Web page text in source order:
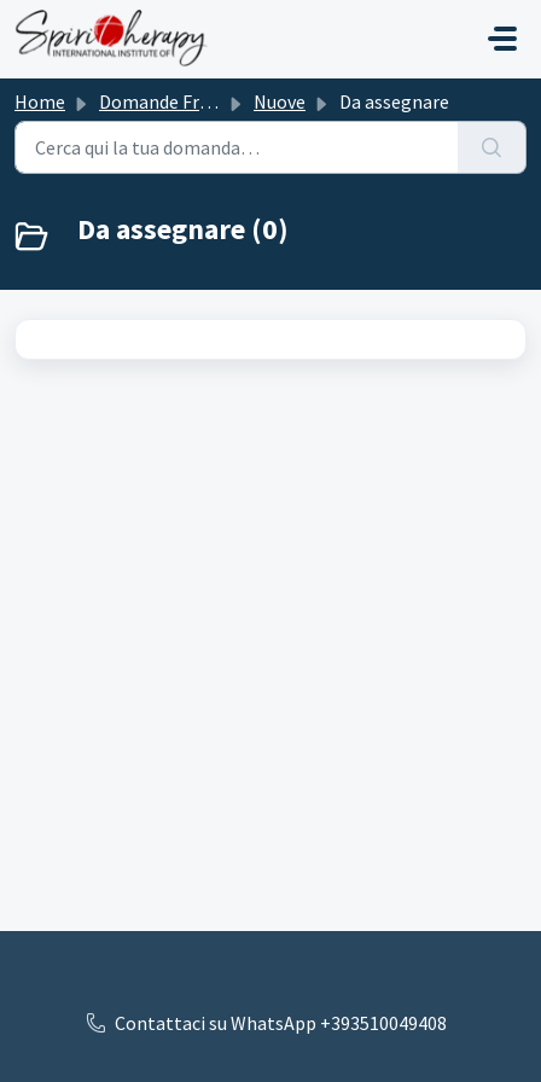
Salta al contenuto principale
Home Domande Frequenti (FAQ) Nuove Da assegnare
Da assegnare (0)
Contattaci su WhatsApp +393510049408